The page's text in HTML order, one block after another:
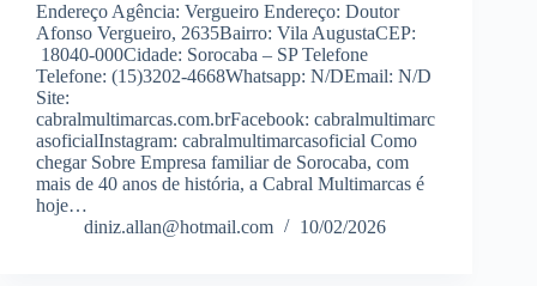
Endereço Agência: Vergueiro Endereço: Doutor
Afonso Vergueiro, 2635Bairro: Vila AugustaCEP:
18040-000Cidade: Sorocaba – SP Telefone
Telefone: (15)3202-4668Whatsapp: N/DEmail: N/D
Site:
cabralmultimarcas.com.brFacebook: cabralmultimarc
asoficialInstagram: cabralmultimarcasoficial Como
chegar Sobre Empresa familiar de Sorocaba, com
mais de 40 anos de história, a Cabral Multimarcas é
hoje…
diniz.allan@hotmail.com
10/02/2026